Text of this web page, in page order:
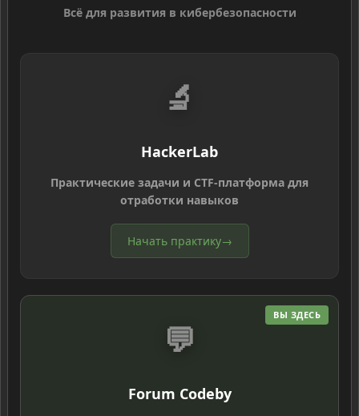
Всё для развития в кибербезопасности
🔬
HackerLab
Практические задачи и CTF-платформа для
отработки навыков
Начать практику→
ВЫ ЗДЕСЬ
💬
Forum Codeby